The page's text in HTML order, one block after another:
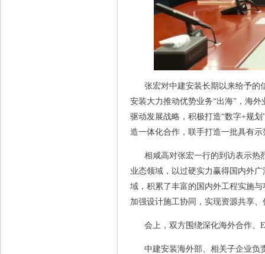
张宏对中建安装长期以来给予的
安装大力推动优势业务“出海”，海
驱动发展战略，积极打造“数字+规
造一体化合作，联手打造一批具有
相咸高对张宏一行的到访表示热
业态领域，以过硬实力赢得国内外
域，积累了丰富的国内外工程实施
加强设计施工协同，实现资源共享
会上，双方围绕深化海外合作、
中建安装海外部、相关子企业负